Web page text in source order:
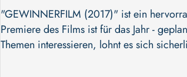
"GEWINNERFILM (2017)" ist ein
Premiere des Films ist für das Jahr -
Themen interessieren, lohnt es sich